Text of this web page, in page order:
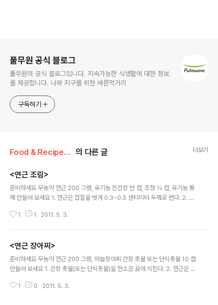
풀무원 공식 블로그
풀무원의 공식 블로그입니다. 지속가능한 식생활에 대한 정보
를 제공합니다. 나와 지구를 위한 바른먹거리
구독하기
Food & Recipe/건강 레시피 의 다른 글 더보기
<연근 조림>
준비하세요 무농약 연근 200 그램, 유기농 진간장 반 컵, 조청 ⅓ 컵, 유기농 통
깨 만들어 보세요 1. 연근은 껍질을 벗겨 0.3~0.5 센티미터 두께로 썬다. 2. 냄
을 따라낸 후 연근에 진간장, 조청을 넣어 잘 섞은 다음 물을 반 컵 정도 부어 중
뚜껑을 사용하면 아래위로 뒤적여주지 않아도 양념이 고르게 배어 색도 예쁘고
맛도 좋다. 조림용 속뚜껑은 식기용품점에서 구입할 수 있는데 값은 2만원쯤이
다. 뚜껑이 없으면 종이 호일에 구멍을 숭숭 내어 덮고 조려도 ..
1 1 2011. 5. 3.
<연근 장아찌>
준비하세요 무농약 연근 200 그램, 마늘장아찌 간장 촛물 또는 단식촛물 10 컵
만들어 보세요 1. 간장 촛물(또는 단식촛물)을 한소끔 끓여 식힌다. 2. 연근은 껍
을 부은 다음 입구를 단단히 봉하여 일주일쯤 삭힌다. 덧붙이는 말 삭힌 마늘장
1 0 2011. 5. 3.